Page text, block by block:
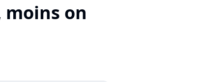
on